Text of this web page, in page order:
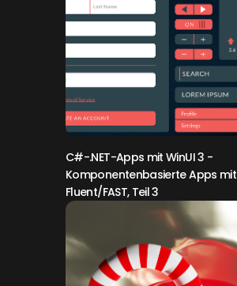
C#-.NET-Apps mit WinUI 3 -
Komponentenbasierte Apps mit
Fluent/FAST, Teil 3